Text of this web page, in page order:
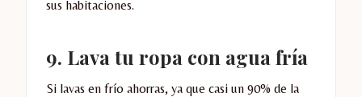
sus habitaciones.
9. Lava tu ropa con agua fría
Si lavas en frío ahorras, ya que casi un 90% de la